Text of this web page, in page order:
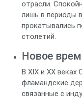
отрасли.
лишь в периоды
прокатывались
столетий.
Новое
В XIX и XX веках
фламандские
связанные с